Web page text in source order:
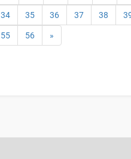
34 35 36 37 38
55 56 »